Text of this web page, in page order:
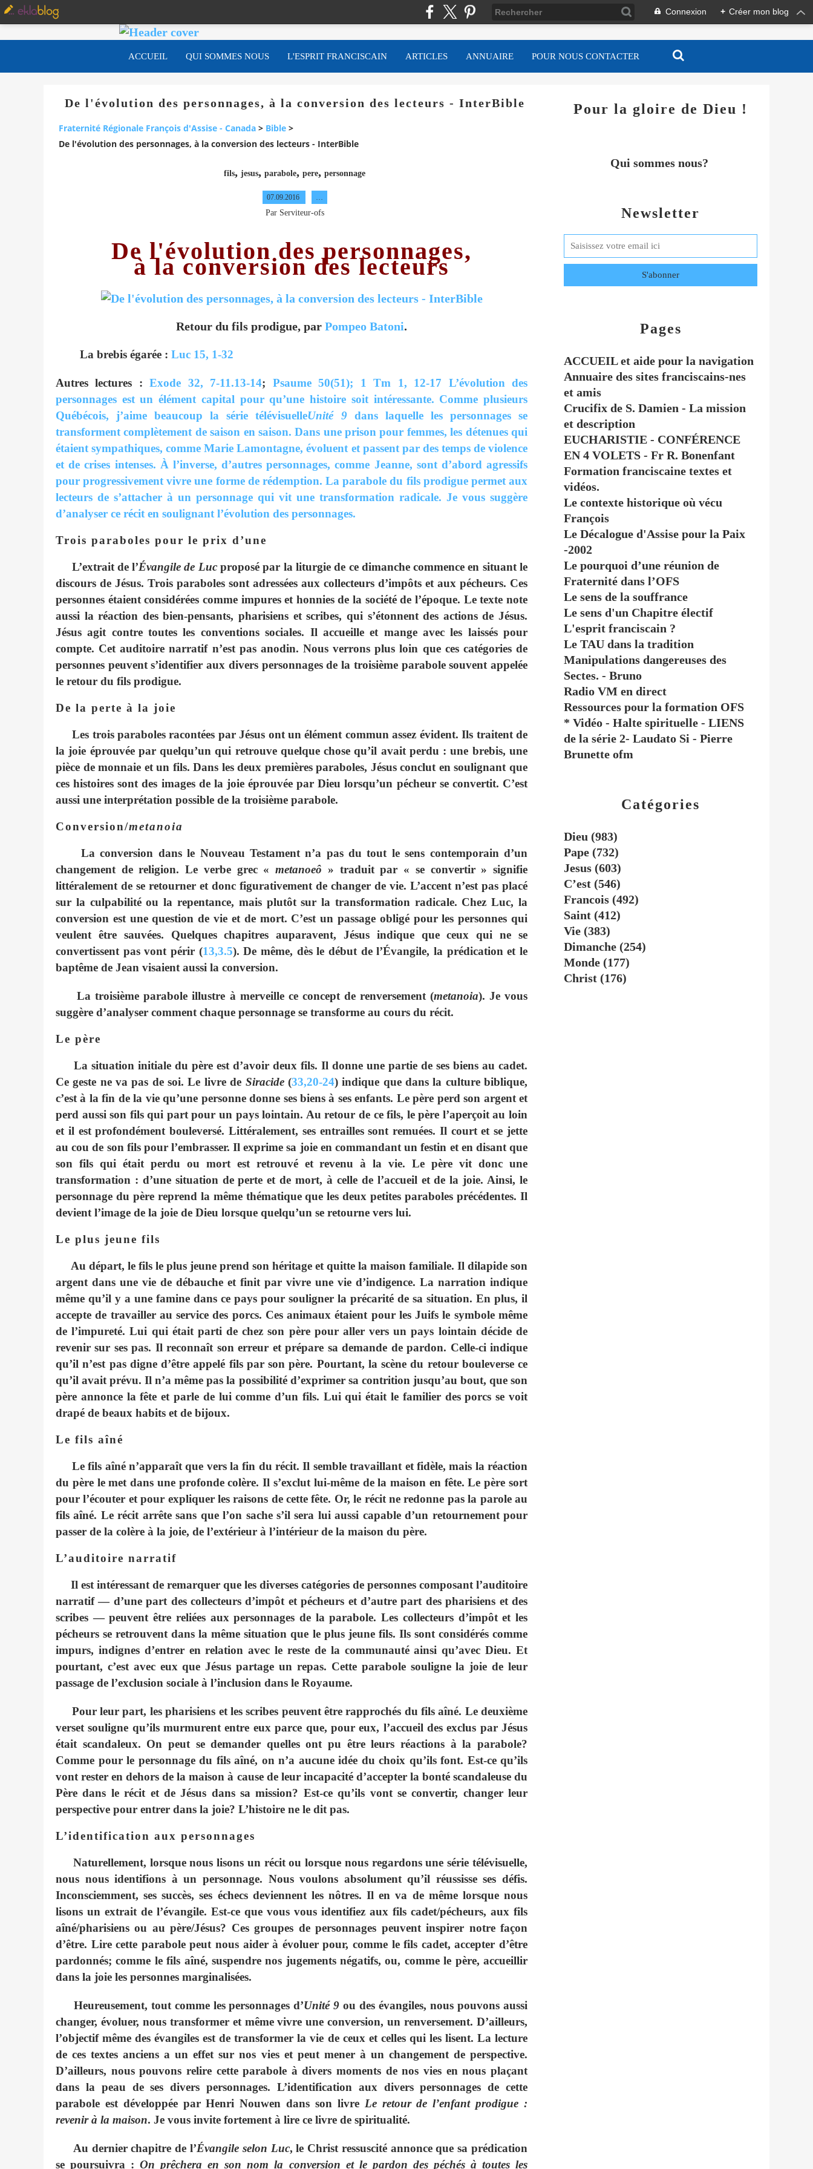
Connexion + Créer mon blog
ACCUEIL QUI SOMMES NOUS L'ESPRIT FRANCISCAIN ARTICLES ANNUAIRE POUR NOUS CONTACTER
De l'évolution des personnages, à la conversion des lecteurs - InterBible
Fraternité Régionale François d'Assise - Canada > Bible >
De l'évolution des personnages, à la conversion des lecteurs - InterBible
fils, jesus, parabole, pere, personnage
07.09.2016
Par Serviteur-ofs
De l'évolution des personnages,
à la conversion des lecteurs
Retour du fils prodigue, par Pompeo Batoni.
La brebis égarée : Luc 15, 1-32
Autres lectures :Exode 32, 7-11.13-14; Psaume 50(51);
1 Tm 1, 12-17 L’évolution des
personnages est un élément capital pour qu’une histoire soit intéressante. Comme plusieurs
Québécois, j’aime beaucoup la série télévisuelleUnité 9dans laquelle les personnages se
transforment complètement de saison en saison. Dans une prison pour femmes, les détenues qui
étaient sympathiques, comme Marie Lamontagne, évoluent et passent par des temps de violence
et de crises intenses. À l’inverse, d’autres personnages, comme Jeanne, sont d’abord agressifs
pour progressivement vivre une forme de rédemption. La parabole du fils prodigue permet aux
lecteurs de s’attacher à un personnage qui vit une transformation radicale. Je vous suggère
d’analyser ce récit en soulignant l’évolution des personnages.
Trois paraboles pour le prix d’une
L’extrait de l’Évangile de Lucproposé par la liturgie de ce dimanche commence en situant le
discours de Jésus. Trois paraboles sont adressées aux collecteurs d’impôts et aux pécheurs. Ces
personnes étaient considérées comme impures et honnies de la société de l’époque. Le texte note
aussi la réaction des bien-pensants, pharisiens et scribes, qui s’étonnent des actions de Jésus.
Jésus agit contre toutes les conventions sociales. Il accueille et mange avec les laissés pour
compte. Cet auditoire narratif n’est pas anodin. Nous verrons plus loin que ces catégories de
personnes peuvent s’identifier aux divers personnages de la troisième parabole souvent appelée
le retour du fils prodigue.
De la perte à la joie
Les trois paraboles racontées par Jésus ont un élément commun assez évident. Ils traitent de
la joie éprouvée par quelqu’un qui retrouve quelque chose qu’il avait perdu : une brebis, une
pièce de monnaie et un fils. Dans les deux premières paraboles, Jésus conclut en soulignant que
ces histoires sont des images de la joie éprouvée par Dieu lorsqu’un pécheur se convertit. C’est
aussi une interprétation possible de la troisième parabole.
Conversion/metanoia
La conversion dans le Nouveau Testament n’a pas du tout le sens contemporain d’un
changement de religion. Le verbe grec «metanoeô » traduit par « se convertir » signifie
littéralement de se retourner et donc figurativement de changer de vie. L’accent n’est pas placé
sur la culpabilité ou la repentance, mais plutôt sur la transformation radicale. Chez Luc, la
conversion est une question de vie et de mort. C’est un passage obligé pour les personnes qui
veulent être sauvées. Quelques chapitres auparavent, Jésus indique que ceux qui ne se
convertissent pas vont périr (13,3.5). De même, dès le début de l’Évangile, la prédication et le
baptême de Jean visaient aussi la conversion.
La troisième parabole illustre à merveille ce concept de renversement (metanoia). Je vous
suggère d’analyser comment chaque personnage se transforme au cours du récit.
Le père
La situation initiale du père est d’avoir deux fils. Il donne une partie de ses biens au cadet.
Ce geste ne va pas de soi. Le livre de Siracide(33,20-24) indique que dans la culture biblique,
c’est à la fin de la vie qu’une personne donne ses biens à ses enfants. Le père perd son argent et
perd aussi son fils qui part pour un pays lointain. Au retour de ce fils, le père l’aperçoit au loin
et il est profondément bouleversé. Littéralement, ses entrailles sont remuées. Il court et se jette
au cou de son fils pour l’embrasser. Il exprime sa joie en commandant un festin et en disant que
son fils qui était perdu ou mort est retrouvé et revenu à la vie. Le père vit donc une
transformation : d’une situation de perte et de mort, à celle de l’accueil et de la joie. Ainsi, le
personnage du père reprend la même thématique que les deux petites paraboles précédentes. Il
devient l’image de la joie de Dieu lorsque quelqu’un se retourne vers lui.
Le plus jeune fils
Au départ, le fils le plus jeune prend son héritage et quitte la maison familiale. Il dilapide son
argent dans une vie de débauche et finit par vivre une vie d’indigence. La narration indique
même qu’il y a une famine dans ce pays pour souligner la précarité de sa situation. En plus, il
accepte de travailler au service des porcs. Ces animaux étaient pour les Juifs le symbole même
de l’impureté. Lui qui était parti de chez son père pour aller vers un pays lointain décide de
revenir sur ses pas. Il reconnaît son erreur et prépare sa demande de pardon. Celle-ci indique
qu’il n’est pas digne d’être appelé fils par son père. Pourtant, la scène du retour bouleverse ce
qu’il avait prévu. Il n’a même pas la possibilité d’exprimer sa contrition jusqu’au bout, que son
père annonce la fête et parle de lui comme d’un fils. Lui qui était le familier des porcs se voit
drapé de beaux habits et de bijoux.
Le fils aîné
Le fils aîné n’apparaît que vers la fin du récit. Il semble travaillant et fidèle, mais la réaction
du père le met dans une profonde colère. Il s’exclut lui-même de la maison en fête. Le père sort
pour l’écouter et pour expliquer les raisons de cette fête. Or, le récit ne redonne pas la parole au
fils aîné. Le récit arrête sans que l’on sache s’il sera lui aussi capable d’un retournement pour
passer de la colère à la joie, de l’extérieur à l’intérieur de la maison du père.
L’auditoire narratif
Il est intéressant de remarquer que les diverses catégories de personnes composant l’auditoire
narratif — d’une part des collecteurs d’impôt et pécheurs et d’autre part des pharisiens et des
scribes — peuvent être reliées aux personnages de la parabole. Les collecteurs d’impôt et les
pécheurs se retrouvent dans la même situation que le plus jeune fils. Ils sont considérés comme
impurs, indignes d’entrer en relation avec le reste de la communauté ainsi qu’avec Dieu. Et
pourtant, c’est avec eux que Jésus partage un repas. Cette parabole souligne la joie de leur
passage de l’exclusion sociale à l’inclusion dans le Royaume.
Pour leur part, les pharisiens et les scribes peuvent être rapprochés du fils aîné. Le deuxième
verset souligne qu’ils murmurent entre eux parce que, pour eux, l’accueil des exclus par Jésus
était scandaleux. On peut se demander quelles ont pu être leurs réactions à la parabole?
Comme pour le personnage du fils aîné, on n’a aucune idée du choix qu’ils font. Est-ce qu’ils
vont rester en dehors de la maison à cause de leur incapacité d’accepter la bonté scandaleuse du
Père dans le récit et de Jésus dans sa mission? Est-ce qu’ils vont se convertir, changer leur
perspective pour entrer dans la joie? L’histoire ne le dit pas.
L’identification aux personnages
Naturellement, lorsque nous lisons un récit ou lorsque nous regardons une série télévisuelle,
nous nous identifions à un personnage. Nous voulons absolument qu’il réussisse ses défis.
Inconsciemment, ses succès, ses échecs deviennent les nôtres. Il en va de même lorsque nous
lisons un extrait de l’évangile. Est-ce que vous vous identifiez aux fils cadet/pécheurs, aux fils
aîné/pharisiens ou au père/Jésus? Ces groupes de personnages peuvent inspirer notre façon
d’être. Lire cette parabole peut nous aider à évoluer pour, comme le fils cadet, accepter d’être
pardonnés; comme le fils aîné, suspendre nos jugements négatifs, ou, comme le père, accueillir
dans la joie les personnes marginalisées.
Heureusement, tout comme les personnages d’Unité 9ou des évangiles, nous pouvons aussi
changer, évoluer, nous transformer et même vivre une conversion, un renversement. D’ailleurs,
l’objectif même des évangiles est de transformer la vie de ceux et celles qui les lisent. La lecture
de ces textes anciens a un effet sur nos vies et peut mener à un changement de perspective.
D’ailleurs, nous pouvons relire cette parabole à divers moments de nos vies en nous plaçant
dans la peau de ses divers personnages. L’identification aux divers personnages de cette
parabole est développée par Henri Nouwen dans son livre Le retour de l’enfant prodigue :
revenir à la maison. Je vous invite fortement à lire ce livre de spiritualité.
Au dernier chapitre de l’Évangile selon Luc, le Christ ressuscité annonce que sa prédication
se poursuivra :On prêchera en son nom la conversion et le pardon des péchés à toutes les
Newsletter
Catégories
Dieu (983)
Pape (732)
Jesus (603)
C’est (546)
Francois (492)
Saint (412)
Vie (383)
Dimanche (254)
Monde (177)
Christ (176)
Pages
ACCUEIL et aide pour la navigation
Annuaire des sites franciscains-nes
et amis
Crucifix de S. Damien - La mission
et description
EUCHARISTIE - CONFÉRENCE
EN 4 VOLETS - Fr R. Bonenfant
Formation franciscaine textes et
vidéos.
Le contexte historique où vécu
François
Le Décalogue d'Assise pour la Paix
-2002
Le pourquoi d’une réunion de
Fraternité dans l’OFS
Le sens de la souffrance
Le sens d'un Chapitre électif
L'esprit franciscain ?
Le TAU dans la tradition
Manipulations dangereuses des
Sectes. - Bruno
Radio VM en direct
Ressources pour la formation OFS
* Vidéo - Halte spirituelle - LIENS
de la série 2- Laudato Si - Pierre
Brunette ofm
Pour la gloire de Dieu !
Qui sommes nous?